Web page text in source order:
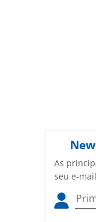
As
seu e-mail